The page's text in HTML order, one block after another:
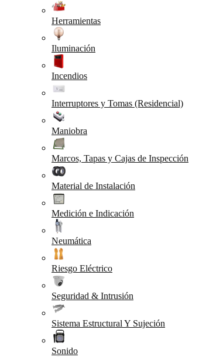
Herramientas
Iluminación
Incendios
Interruptores y Tomas (Residencial)
Maniobra
Marcos, Tapas y Cajas de Inspección
Material de Instalación
Medición e Indicación
Neumática
Riesgo Eléctrico
Seguridad & Intrusión
Sistema Estructural Y Sujeción
Sonido